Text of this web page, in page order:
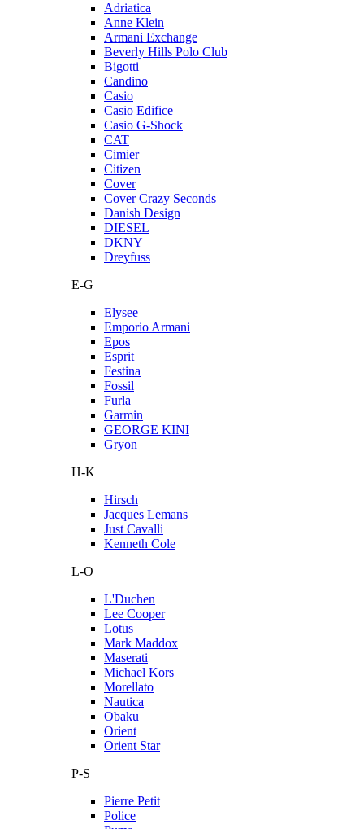
Adriatica
Anne Klein
Armani Exchange
Beverly Hills Polo Club
Bigotti
Candino
Casio
Casio Edifice
Casio G-Shock
CAT
Cimier
Citizen
Cover
Cover Crazy Seconds
Danish Design
DIESEL
DKNY
Dreyfuss
E-G
Elysee
Emporio Armani
Epos
Esprit
Festina
Fossil
Furla
Garmin
GEORGE KINI
Gryon
H-K
Hirsch
Jacques Lemans
Just Cavalli
Kenneth Cole
L-O
L'Duchen
Lee Cooper
Lotus
Mark Maddox
Maserati
Michael Kors
Morellato
Nautica
Obaku
Orient
Orient Star
P-S
Pierre Petit
Police